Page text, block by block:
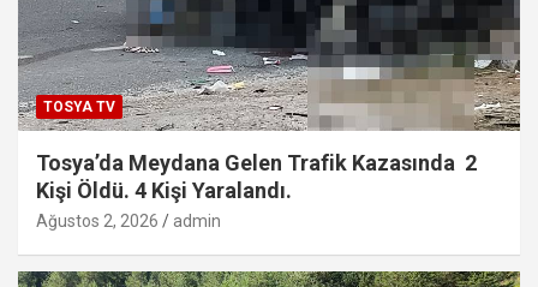
TOSYA TV
Tosya’da Meydana Gelen Trafik Kazasında 2
Kişi Öldü. 4 Kişi Yaralandı.
Ağustos 2, 2026 admin